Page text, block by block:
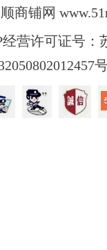
商铺网
营许可证号：